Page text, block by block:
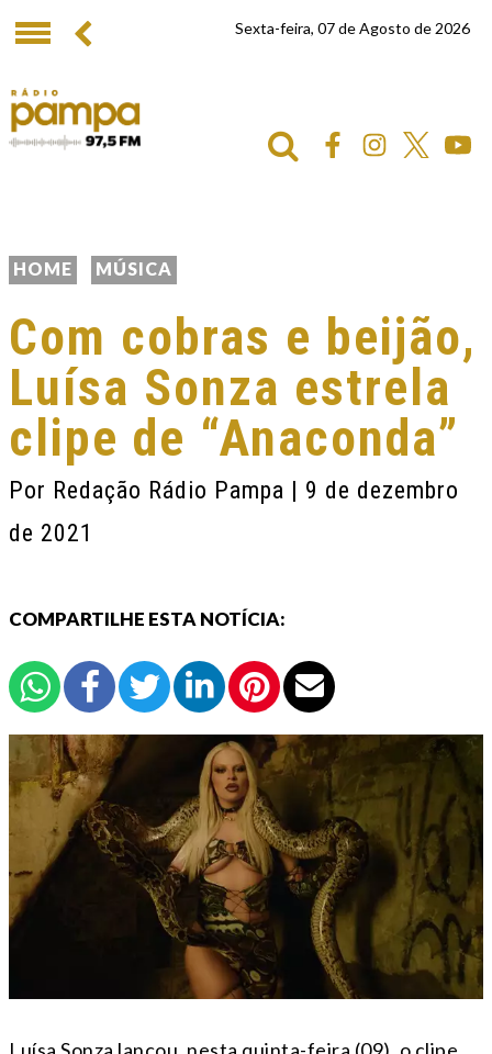
Sexta-feira, 07 de Agosto de 2026
HOME MÚSICA
Com cobras e beijão,
Luísa Sonza estrela
clipe de “Anaconda”
Por Redação Rádio Pampa | 9 de dezembro
de 2021
COMPARTILHE ESTA NOTÍCIA: